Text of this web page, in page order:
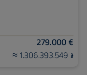
279.000 €
≈ 1.306.393.549 ៛